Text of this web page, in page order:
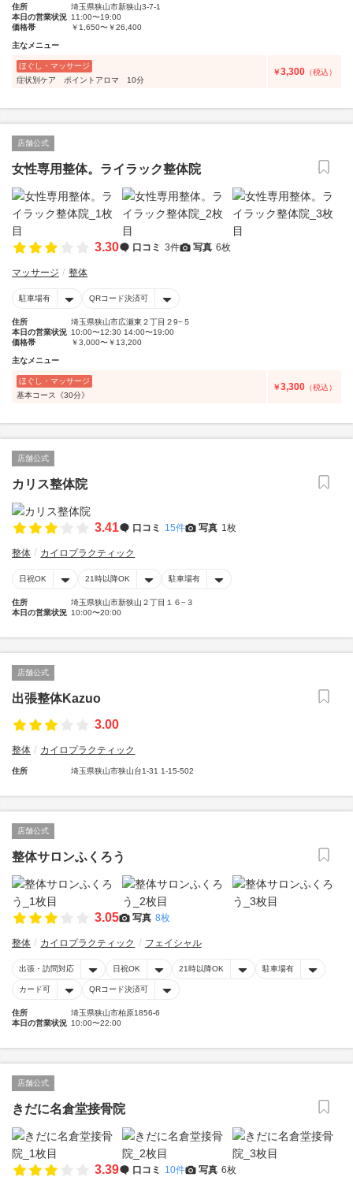
住所
埼玉県狭山市新狭山3-7-1
本日の営業状況 11:00〜19:00
価格帯
￥1,650〜￥26,400
主なメニュー
ほぐし・マッサージ
症状別ケア ポイントアロマ 10分
￥3,300 （税込）
店舗公式
女性専用整体。ライラック整体院
3.30 口コミ 3件 写真 6枚
マッサージ 整体
駐車場有 QRコード決済可
住所
埼玉県狭山市広瀬東２丁目２9−５
本日の営業状況 10:00〜12:30 14:00〜19:00
価格帯
￥3,000〜￥13,200
主なメニュー
ほぐし・マッサージ
基本コース《30分》
￥3,300 （税込）
店舗公式
カリス整体院
3.41 口コミ 15件 写真 1枚
整体 カイロプラクティック
日祝OK 21時以降OK 駐車場有
住所
埼玉県狭山市新狭山２丁目１６−３
本日の営業状況 10:00〜20:00
店舗公式
出張整体Kazuo
3.00
整体 カイロプラクティック
住所 埼玉県狭山市狭山台1-31 1-15-502
店舗公式
整体サロンふくろう
3.05 写真 8枚
整体 カイロプラクティック フェイシャル
出張・訪問対応 日祝OK 21時以降OK 駐車場有
カード可 QRコード決済可
住所
埼玉県狭山市柏原1856-6
本日の営業状況 10:00〜22:00
店舗公式
きだに名倉堂接骨院
3.39 口コミ 10件 写真 6枚